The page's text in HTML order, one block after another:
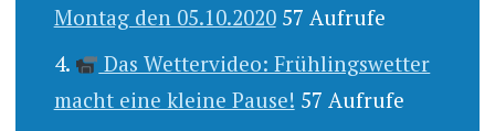
Montag den 05.10.2020 57 Aufrufe
Das Wettervideo: Frühlingswetter
macht eine kleine Pause! 57 Aufrufe